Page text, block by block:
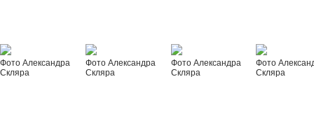
Фото Александра
Скляра
Фото Александра
Скляра
Фото Александра
Скляра
Фото
Скляра